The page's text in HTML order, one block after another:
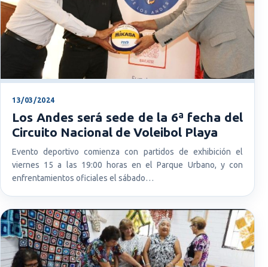
13/03/2024
Los Andes será sede de la 6ª fecha del
Circuito Nacional de Voleibol Playa
Evento deportivo comienza con partidos de exhibición el
viernes 15 a las 19:00 horas en el Parque Urbano, y con
enfrentamientos oficiales el sábado…